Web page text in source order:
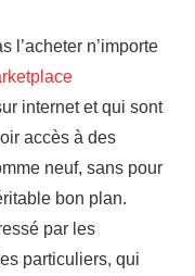
l’acheter n’importe
internet et qui sont
accès à des
neuf, sans pour
bon plan.
par les
particuliers, qui